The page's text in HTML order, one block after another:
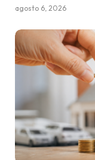
agosto 6, 2026